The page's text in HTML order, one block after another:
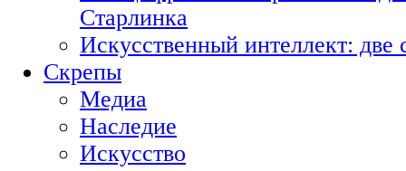
Старлинка
Искусственный интеллект:
Скрепы
Медиа
Наследие
Искусство